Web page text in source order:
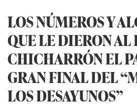
LOS NÚMEROS Y
QUE LE DIERON AL
CHICHARRÓN EL
GRAN FINAL DEL
LOS DESAYUNOS”